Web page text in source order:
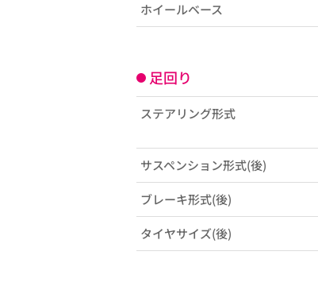
ホイールベース
足回り
ステアリング形式
サスペンション形式(後)
ブレーキ形式(後)
タイヤサイズ(後)